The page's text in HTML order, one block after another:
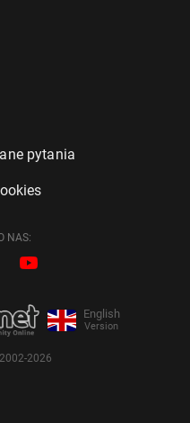
pytania
NAS:
English
Version
2026